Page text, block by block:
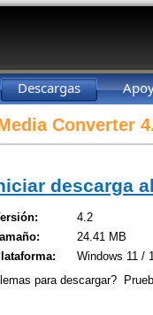
Descargas
Converter
descarga
4.2
24.41 MB
Windows 11 /
para descargar?